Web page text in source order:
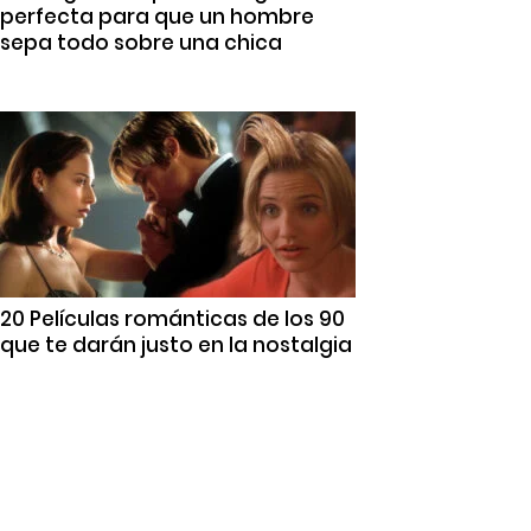
perfecta para que un hombre
sepa todo sobre una chica
20 Películas románticas de los 90
que te darán justo en la nostalgia